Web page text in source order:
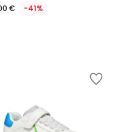
€ -41%